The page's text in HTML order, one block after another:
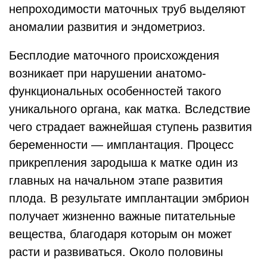
непроходимости маточных труб выделяют
аномалии развития и эндометриоз.
Бесплодие маточного происхождения
возникает при нарушении анатомо-
функциональных особенностей такого
уникального органа, как матка. Вследствие
чего страдает важнейшая ступень развития
беременности — имплантация. Процесс
прикрепления зародыша к матке один из
главных на начальном этапе развития
плода. В результате имплантации эмбрион
получает жизненно важные питательные
вещества, благодаря которым он может
расти и развиваться. Около половины